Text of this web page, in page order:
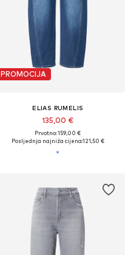
PROMOCIJA
ELIAS RUMELIS
135,00 €
Prvotno: 159,00 €
Posljednja najniža cijena:121,50 €